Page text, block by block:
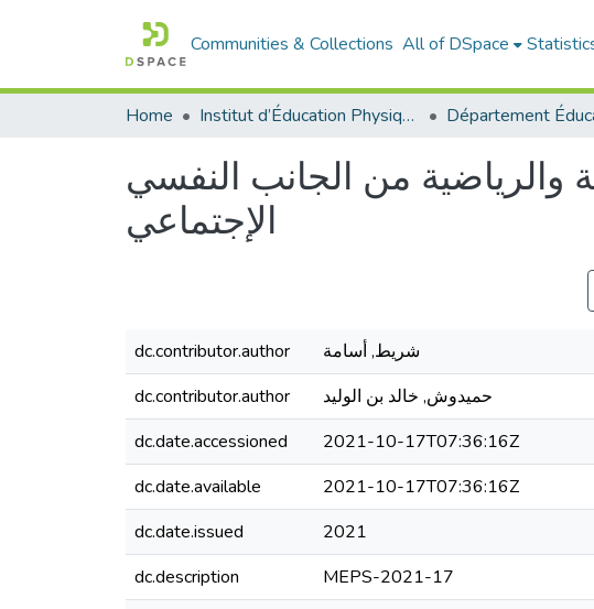
Communities & Collections All of DSpace
Home Institut d’Éducation Physique et Sportive
والرياضية من الجانب النفسي
الإجتماعي
dc.contributor.author
شريط, أسامة
dc.contributor.author
حميدوش, خالد بن الوليد
dc.date.accessioned
2021-10-17T07:36:16Z
dc.date.available
2021-10-17T07:36:16Z
dc.date.issued
2021
dc.description
MEPS-2021-17